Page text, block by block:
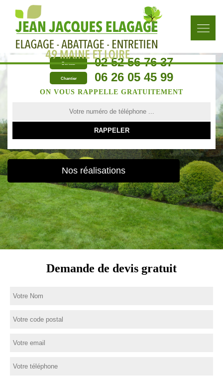
Bureau 02 52 56 76 37
Chantier 06 26 05 45 99
ON VOUS RAPPELLE GRATUITEMENT
Nos réalisations
Demande de devis gratuit